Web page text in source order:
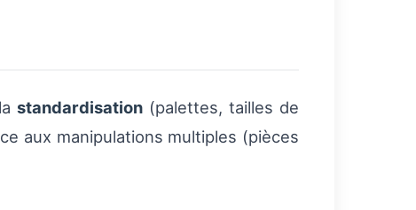
standardisation (palettes, tailles de
aux manipulations multiples (pièces